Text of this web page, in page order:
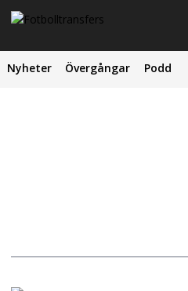
Nyheter Övergångar Podd